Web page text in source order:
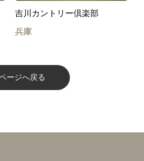
吉川カントリー倶楽部
兵庫
ージへ戻る